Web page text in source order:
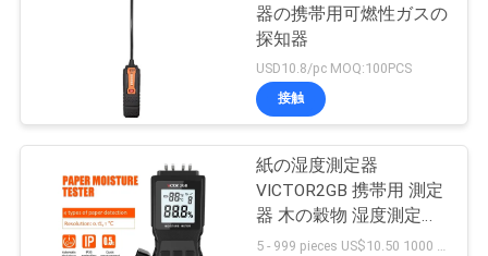
場
手持ち型の赤外線温
度計
器の携帯用可燃性ガスの
探知器
USD10.8/pc MOQ:100PCS
接触
紙の湿度測定器
VICTOR2GB 携帯用 測定
器 木の穀物 湿度測定器
環境測定器
5 - 999 pieces US$10.50 1000 - 2999 pieces US$8.50 >= 3000 pieces US$8.00 MOQ:100PCS